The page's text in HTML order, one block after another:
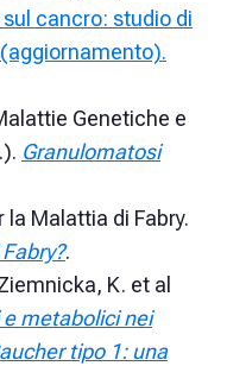
cancro: studio di
Genetiche e
Granulomatosi
Malattia di Fabry.
.
K. et al
metabolici nei
tipo 1: una